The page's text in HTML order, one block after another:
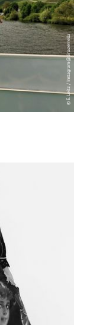
© E. Leitz / Instagram@linazerrella